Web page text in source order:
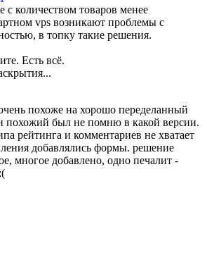
с количеством товаров менее
vps возникают проблемы с
в топку такие решения.
Есть всё.
похоже на хорошо переделанный
похожий был не помню в какой версии.
рейтинга и комментариев не хватает
добавлялись формы. решение
многое добавлено, одно печалит -